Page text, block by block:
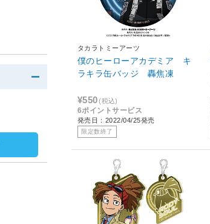
タカラトミーアーツ
僕のヒーローアカデミア キ
ラキラ缶バッジ 轟焦凍
¥550 (税込)
6ポイントサービス
発売日：2022/04/25発売
限定数終了